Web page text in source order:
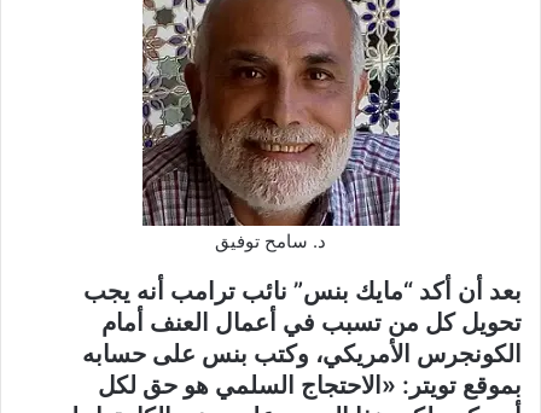
د. سامح توفيق
بعد أن أكد “مايك بنس” نائب ترامب أنه يجب
تحويل كل من تسبب في أعمال العنف أمام
الكونجرس الأمريكي، وكتب بنس على حسابه
بموقع تويتر: «الاحتجاج السلمي هو حق لكل